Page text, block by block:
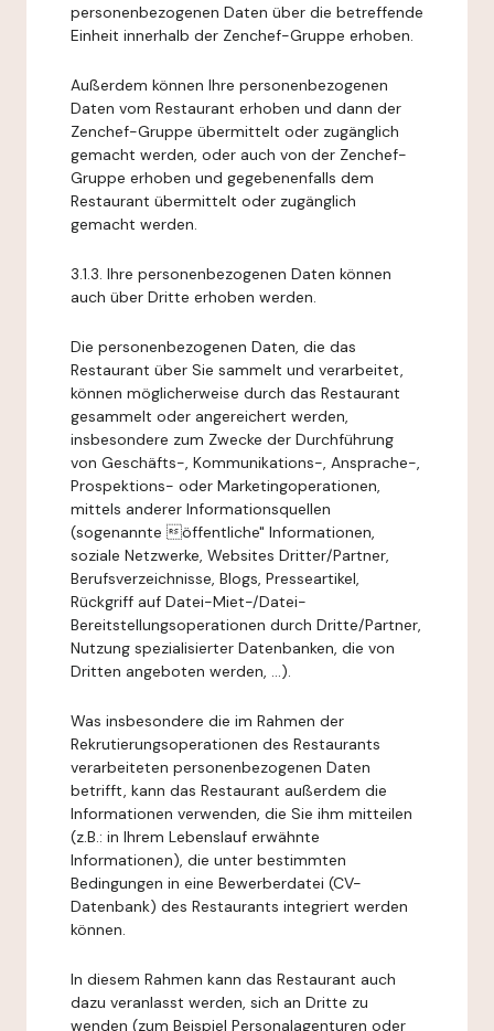
personenbezogenen Daten über die betreffende
Einheit innerhalb der Zenchef-Gruppe erhoben.
Außerdem können Ihre personenbezogenen
Daten vom Restaurant erhoben und dann der
Zenchef-Gruppe übermittelt oder zugänglich
gemacht werden, oder auch von der Zenchef-
Gruppe erhoben und gegebenenfalls dem
Restaurant übermittelt oder zugänglich
gemacht werden.
3.1.3. Ihre personenbezogenen Daten können
auch über Dritte erhoben werden.
Die personenbezogenen Daten, die das
Restaurant über Sie sammelt und verarbeitet,
können möglicherweise durch das Restaurant
gesammelt oder angereichert werden,
insbesondere zum Zwecke der Durchführung
von Geschäfts-, Kommunikations-, Ansprache-,
Prospektions- oder Marketingoperationen,
mittels anderer Informationsquellen
(sogenannte öffentliche" Informationen,
soziale Netzwerke, Websites Dritter/Partner,
Berufsverzeichnisse, Blogs, Presseartikel,
Rückgriff auf Datei-Miet-/Datei-
Bereitstellungsoperationen durch Dritte/Partner,
Nutzung spezialisierter Datenbanken, die von
Dritten angeboten werden, ...).
Was insbesondere die im Rahmen der
Rekrutierungsoperationen des Restaurants
verarbeiteten personenbezogenen Daten
betrifft, kann das Restaurant außerdem die
Informationen verwenden, die Sie ihm mitteilen
(z.B.: in Ihrem Lebenslauf erwähnte
Informationen), die unter bestimmten
Bedingungen in eine Bewerberdatei (CV-
Datenbank) des Restaurants integriert werden
können.
In diesem Rahmen kann das Restaurant auch
dazu veranlasst werden, sich an Dritte zu
wenden (zum Beispiel Personalagenturen oder